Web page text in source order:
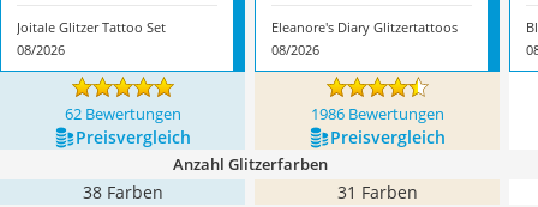
Joitale Glitzer Tattoo Set
08/2026
Eleanore's Diary Glitzertattoos
08/2026
62 Bewertungen 1986 Bewertungen
Preis­vergleich Preis­vergleich
Anzahl Glitzerfarben
38 Farben 31 Farben